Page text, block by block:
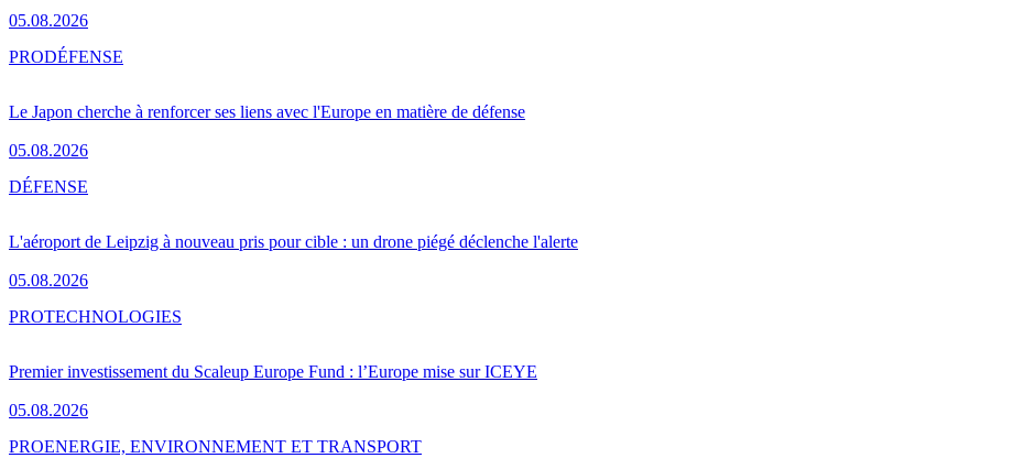
05.08.2026
Le Japon cherche à renforcer ses liens avec l'Europe en matière de défense
05.08.2026
PRODÉFENSE
L'aéroport de Leipzig à nouveau pris pour cible : un drone piégé déclenche l'alerte
05.08.2026
DÉFENSE
Premier investissement du Scaleup Europe Fund : l’Europe mise sur ICEYE
05.08.2026
PROTECHNOLOGIES
PROENERGIE, ENVIRONNEMENT ET TRANSPORT